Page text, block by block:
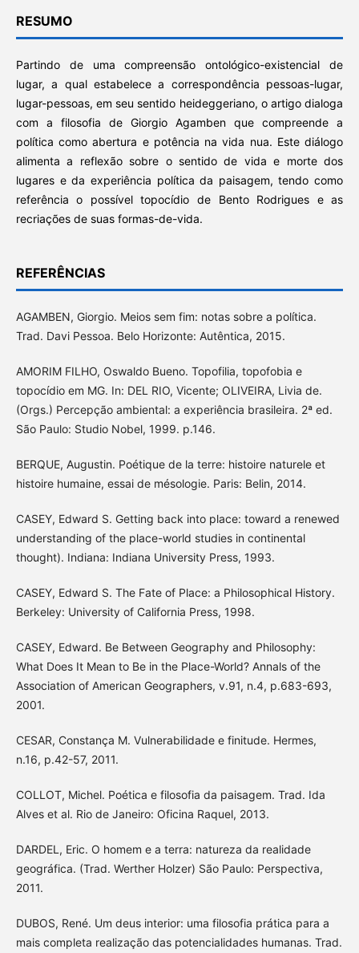
RESUMO
Partindo de uma compreensão ontológico-existencial de
lugar, a qual estabelece a correspondência pessoas-lugar,
lugar-pessoas, em seu sentido heideggeriano, o artigo dialoga
com a filosofia de Giorgio Agamben que compreende a
política como abertura e potência na vida nua. Este diálogo
alimenta a reflexão sobre o sentido de vida e morte dos
lugares e da experiência política da paisagem, tendo como
referência o possível topocídio de Bento Rodrigues e as
recriações de suas formas-de-vida.
REFERÊNCIAS
AGAMBEN, Giorgio. Meios sem fim: notas sobre a política.
Trad. Davi Pessoa. Belo Horizonte: Autêntica, 2015.
AMORIM FILHO, Oswaldo Bueno. Topofilia, topofobia e
topocídio em MG. In: DEL RIO, Vicente; OLIVEIRA, Livia de.
(Orgs.) Percepção ambiental: a experiência brasileira. 2ª ed.
São Paulo: Studio Nobel, 1999. p.146.
BERQUE, Augustin. Poétique de la terre: histoire naturele et
histoire humaine, essai de mésologie. Paris: Belin, 2014.
CASEY, Edward S. Getting back into place: toward a renewed
understanding of the place-world studies in continental
thought). Indiana: Indiana University Press, 1993.
CASEY, Edward S. The Fate of Place: a Philosophical History.
Berkeley: University of California Press, 1998.
CASEY, Edward. Be Between Geography and Philosophy:
What Does It Mean to Be in the Place-World? Annals of the
Association of American Geographers, v.91, n.4, p.683-693,
2001.
CESAR, Constança M. Vulnerabilidade e finitude. Hermes,
n.16, p.42-57, 2011.
COLLOT, Michel. Poética e filosofia da paisagem. Trad. Ida
Alves et al. Rio de Janeiro: Oficina Raquel, 2013.
DARDEL, Eric. O homem e a terra: natureza da realidade
geográfica. (Trad. Werther Holzer) São Paulo: Perspectiva,
2011.
DUBOS, René. Um deus interior: uma filosofia prática para a
mais completa realização das potencialidades humanas. Trad.